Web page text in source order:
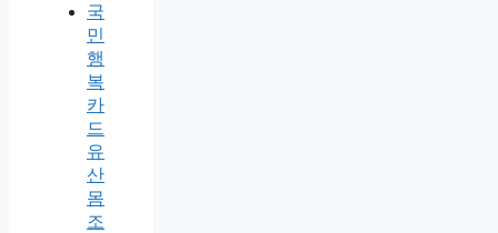
국
민
행
복
카
드
유
산
몸
조